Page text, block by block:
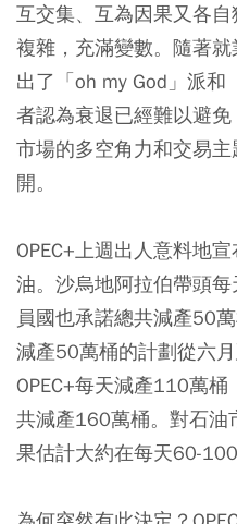
互交集、互為因果又各
複雜，充滿變數。隨著
出了「oh my God」派
者認為衰退已經難以避
市場的多空角力和交易
開。
OPEC+上週出人意料地
油。沙烏地阿拉伯帶頭
員國也承諾總共減產50
減產50萬桶的計劃從六
OPEC+每天減產110萬桶
共減產160萬桶。對石油
果估計大約在每天60-100